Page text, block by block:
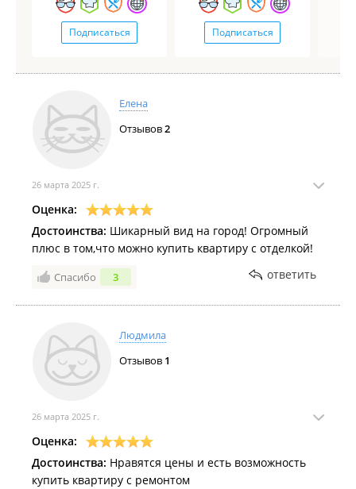
Подписаться Подписаться
Елена
Отзывов2
26 марта 2025 г.
Оценка:
Достоинства: Шикарный вид на город! Огромный
плюс в том,что можно купить квартиру с отделкой!
Спасибо 3 ответить
Людмила
Отзывов 1
26 марта 2025 г.
Оценка:
Достоинства: Нравятся цены и есть возможность
купить квартиру с ремонтом